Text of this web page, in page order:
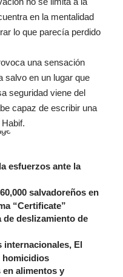
en la mentalidad
lo que parecía perdido
una sensación
salvo en un lugar que
seguridad viene del
capaz de escribir una
esfuerzos ante la
salvadoreños en
“Certificate”
deslizamiento de
internacionales, El
homicidios
alimentos y